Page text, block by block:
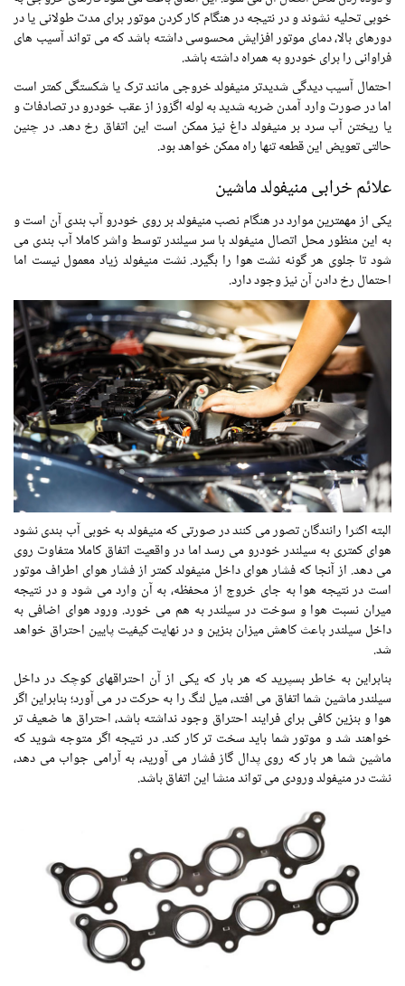
خوبی تحلیه نشوند و در نتیجه در هنگام کار کردن موتور برای مدت طولانی یا در
دورهای بالا، دمای موتور افزایش محسوسی داشته باشد که می تواند آسیب های
فراوانی را برای خودرو به همراه داشته باشد.
احتمال آسیب ‌دیدگی شدیدتر منیفولد خروجی مانند ترک ‌یا شکستگی کمتر است
اما در صورت وارد آمدن ضربه شدید به لوله اگزوز از عقب خودرو در تصادفات و
یا ریختن آب سرد بر منیفولد داغ نیز ممکن است این اتفاق رخ دهد. در چنین
حالتی تعویض این قطعه تنها راه ممکن خواهد بود.
علائم خرابی منیفولد ماشین
یکی از مهمترین موارد در هنگام نصب منیفولد بر روی خودرو آب بندی آن است و
به این منظور محل اتصال منیفولد با سر سیلندر توسط واشر کاملا آب بندی می
شود تا جلوی هر گونه نشت هوا را بگیرد. نشت منیفولد زیاد معمول نیست اما
احتمال رخ دادن آن نیز وجود دارد.
البته اکثرا رانندگان تصور می کنند در صورتی که منیفولد به خوبی آب بندی نشود
هوای کمتری به سیلندر خودرو می رسد اما در واقعیت اتفاق کاملا متفاوت روی
می دهد. از آنجا که فشار هوای داخل منیفولد کمتر از فشار هوای اطراف موتور
است در نتیجه هوا به جای خروج از محفظه، به آن وارد می شود و در نتیجه
میران نسبت هوا و سوخت در سیلندر به هم می خورد. ورود هوای اضافی به
داخل سیلندر باعث کاهش میزان بنزین و در نهایت کیفیت پایین احتراق خواهد
شد.
بنابراین به خاطر بسپرید که هر بار که یکی از آن احتراقهای کوچک در داخل
سیلندر ماشین شما اتفاق می افتد، میل لنگ را به حرکت در می آورد؛ بنابراین اگر
هوا و بنزین کافی برای فرایند احتراق وجود نداشته باشد، احتراق ها ضعیف تر
خواهند شد و موتور شما باید سخت تر کار کند. در نتیجه اگر متوجه شوید که
ماشین شما هر بار که روی پدال گاز فشار می آورید، به آرامی جواب می دهد،
نشت در منیفولد ورودی می تواند منشا این اتفاق باشد.